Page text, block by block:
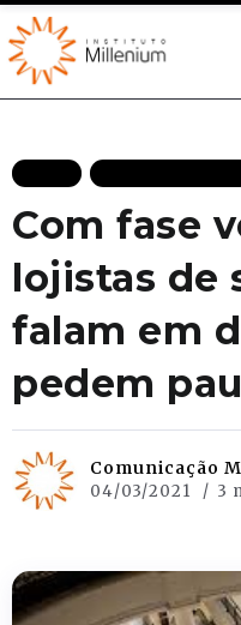
Com fase
lojistas de
falam em
pedem
Comunicação
04/03/2021 3